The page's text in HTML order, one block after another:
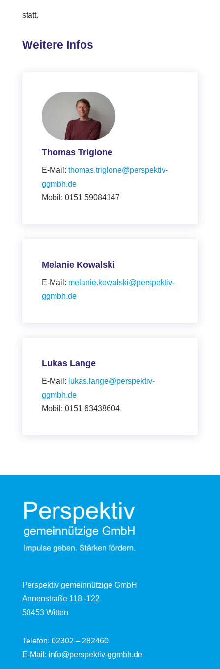
statt.
Weitere Infos
Thomas Triglone
E-Mail: thomas.triglone@perspektiv-
ggmbh.de
Mobil: 0151 59084147
Melanie Kowalski
E-Mail: melanie.kowalski@perspektiv-
ggmbh.de
Lukas Lange
E-Mail: lukas.lange@perspektiv-
ggmbh.de
Mobil: 0151 63438604
Perspektiv gemeinnützige GmbH
Annenstraße 118 -122
58453 Witten
Telefon: 02302 – 282460
E-Mail: info@perspektiv-ggmbh.de